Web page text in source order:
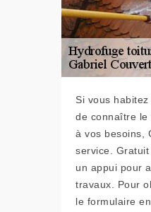
Si vous
de connaître le
à vos besoins,
service.
un appui pour
travaux. Pour
le formulaire